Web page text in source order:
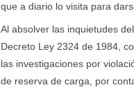
que a diario lo visita para
Al absolver las inquietudes
Decreto Ley 2324 de 1984,
las investigaciones por
de reserva de carga, por